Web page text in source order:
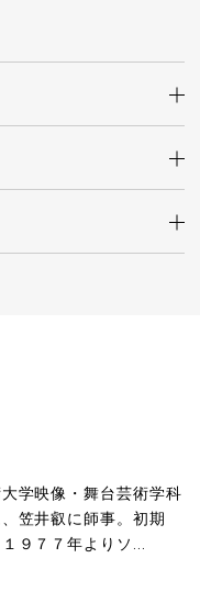
学映像・舞台芸術学科
笠井叡に師事。初期
９７７年よりソ...